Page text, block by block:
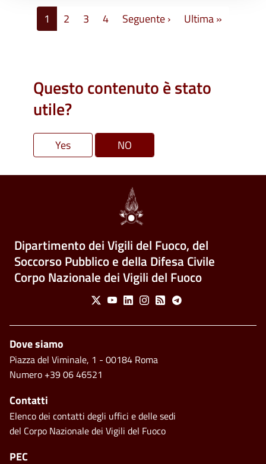
Paginazione
1 2 3 4 Seguente ›Pagina successiva
Ultima »
Questo contenuto è stato
utile?
Dipartimento dei Vigili del Fuoco, del
Soccorso Pubblico e della Difesa Civile
Corpo Nazionale dei Vigili del Fuoco
Social Menu
X YoutubeLinkedinInstagram
Feed Telegram
Piè di pagina
Dove siamo
Piazza del Viminale, 1 - 00184 Roma
Numero +39 06 46521
Contatti
Elenco dei contatti degli uffici e delle sedi
del Corpo Nazionale dei Vigili del Fuoco
PEC